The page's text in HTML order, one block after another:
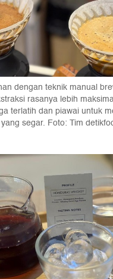
dengan teknik manual
rasanya lebih
terlatih dan piawai untuk
yang segar. Foto: Tim